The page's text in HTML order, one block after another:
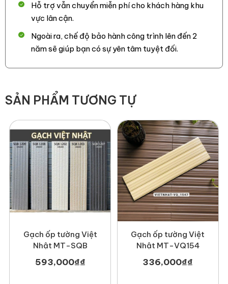
– Dễ dàng thi công bằng keo KVN và keo vữa, giúp tiết kiệm
thời gian và chi phí.
Hỗ trợ vẫn chuyển miễn phí cho khách hàng khu
vực lân cận.
Ngoài ra, chế độ bảo hành công trình lên đến 2
năm sẽ giúp bạn có sự yên tâm tuyệt đối.
SẢN PHẨM TƯƠNG TỰ
Gạch ốp tường Việt
Nhật MT-SQB
593,000₫₫
Gạch ốp tường Việt
Nhật MT-VQ154
336,000₫₫